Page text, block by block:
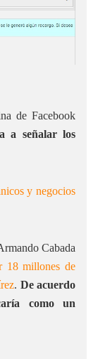
de Facebook
a señalar los
y negocios
Cabada
18 millones de
. De acuerdo
como un